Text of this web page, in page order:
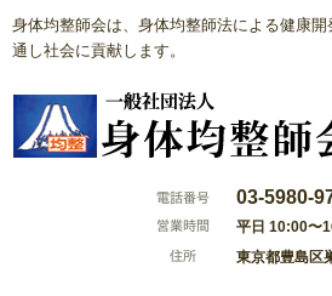
身体均整師会は、身体均整師法による健康
通し社会に貢献します。
03-5980-
平日 10:00〜
東京都豊島区